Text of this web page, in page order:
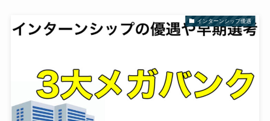
インターンシップ優遇